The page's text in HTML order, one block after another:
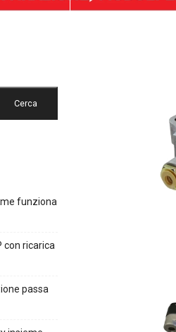
Cerca
funziona
con ricarica
passa